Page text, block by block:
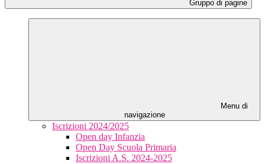
Gruppo di pagine
Menu di
navigazione
Iscrizioni 2024/2025
Open day Infanzia
Open Day Scuola Primaria
Iscrizioni A.S. 2024-2025